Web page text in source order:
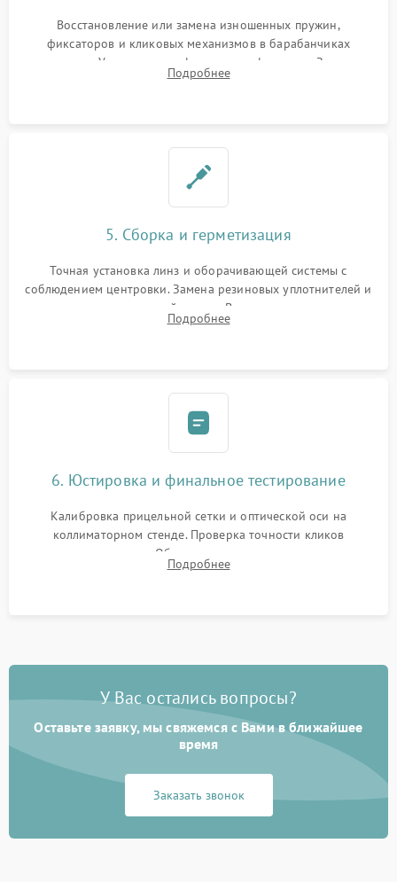
Восстановление или замена изношенных пружин,
фиксаторов и кликовых механизмов в барабанчиках
поправок. Устранение люфтов в трансфокаторе. Замена
поврежденных линз, разбитой сетки или восстановление
Подробнее
5. Сборка и герметизация
Точная установка линз и оборачивающей системы с
соблюдением центровки. Замена резиновых уплотнителей и
нанесение влагозащитной смазки. Вакуумирование корпуса
и заполнение его осушенным азотом или аргоном для
Подробнее
6. Юстировка и финальное тестирование
Калибровка прицельной сетки и оптической оси на
коллиматорном стенде. Проверка точности кликов
механизма поправок. Обязательное испытание прицела на
ударном стенде для проверки устойчивости к отдаче и
Подробнее
У Вас остались вопросы?
Оставьте заявку, мы свяжемся с Вами в ближайшее
время
Заказать звонок